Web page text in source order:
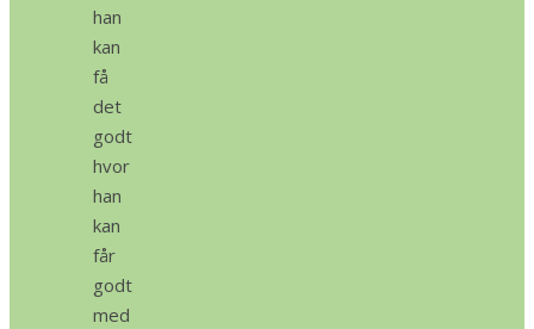
han
kan
få
det
godt
hvor
han
kan
får
godt
med